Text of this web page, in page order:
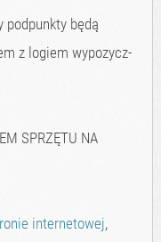
podpunkty będą
z logiem wypozycz-
SPRZĘTU NA
internetowej,